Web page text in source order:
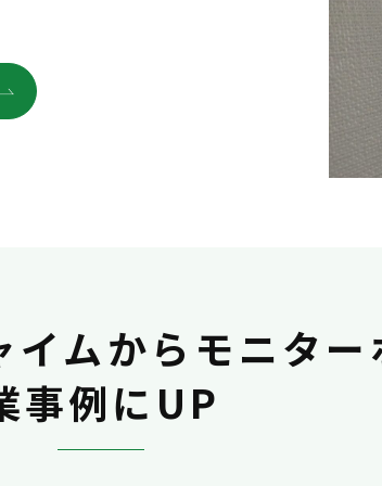
ムからモニタ
事例にUP